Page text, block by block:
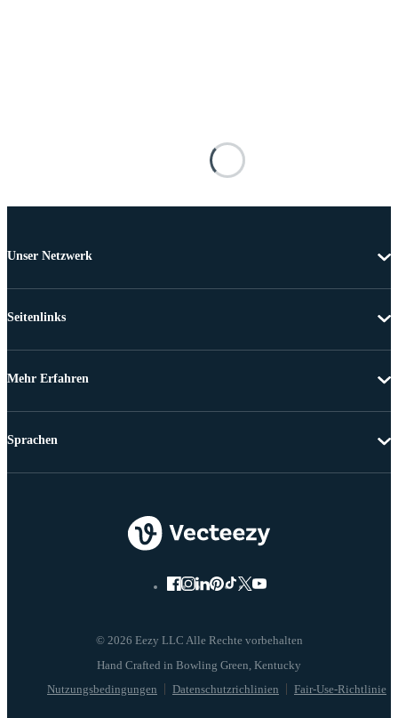
Unser Netzwerk
Seitenlinks
Mehr Erfahren
© 2026 Eezy LLC Alle Rechte vorbehalten
Nutzungsbedingungen Datenschutzrichlinien Fair-Use-Richtlinie
Sprachen